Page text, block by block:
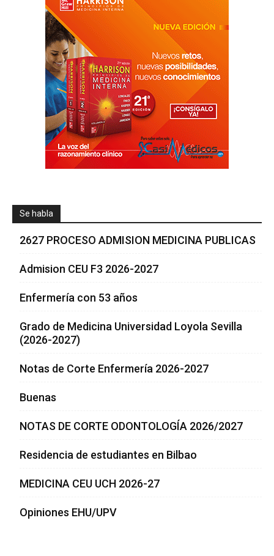
Se habla
2627 PROCESO ADMISION MEDICINA PUBLICAS
Admision CEU F3 2026-2027
Enfermería con 53 años
Grado de Medicina Universidad Loyola Sevilla
(2026-2027)
Notas de Corte Enfermería 2026-2027
Buenas
NOTAS DE CORTE ODONTOLOGÍA 2026/2027
Residencia de estudiantes en Bilbao
MEDICINA CEU UCH 2026-27
Opiniones EHU/UPV